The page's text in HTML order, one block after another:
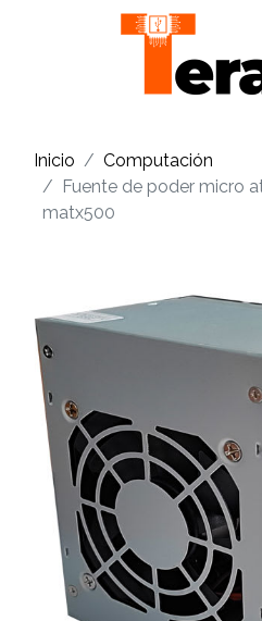
Inicio
Computación
Fuente de poder micro
matx500